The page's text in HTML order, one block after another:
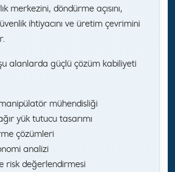
merkezini, döndürme açısını,
ihtiyacını ve üretim çevrimini
alanlarda güçlü çözüm kabiliyeti
mühendisliği
yük tutucu tasarımı
çözümleri
analizi
risk değerlendirmesi